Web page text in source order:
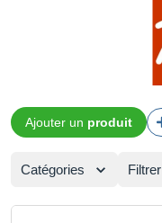
Ajouter un produit
Catégories Filtrer